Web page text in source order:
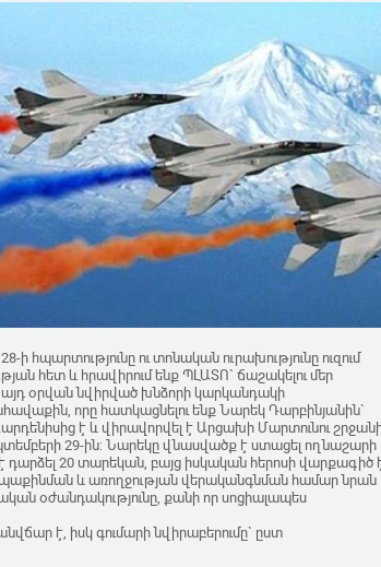
ի հպարտությունը ու տոնական ուրախությունը ուզում
հետ և հրավիրում ենք ՊԼԱՏՈ` ճաշակելու մեր
օրվան նվիրված խնձորի կարկանդակի
որը հատկացնելու ենք Նարեկ Դարբինյանին`
է և վիրավորվել է Արցախի Մարտունու
29-ին: Նարեկը վնասվածք է ստացել ողնաշարի
դարձել 20 տարեկան, բայց իսկական հերոսի վարքագիծ
և առողջության վերականգնման համար նրան
օժանդակությունը, քանի որ սոցիալապես
է, իսկ գումարի նվիրաբերումը` ըստ